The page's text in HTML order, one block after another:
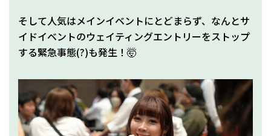
そして人気はメインイベントにとどまらず、なんとサ
イドイベントのウェイティングエントリーをストップ
する緊急事態(?)も発生！🤯